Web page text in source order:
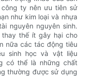
ty nên ưu tiên sử
như kim loại và nhựa
nguyên nguyên sinh.
thế ít gây hại cho
nữa các tác động tiêu
sinh học và vật liệu
có thể là những chất
thường được sử dụng